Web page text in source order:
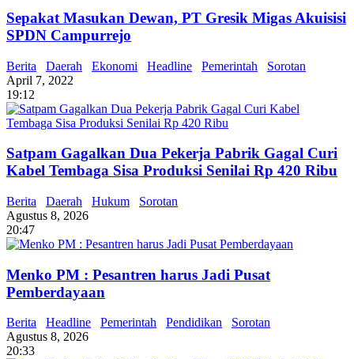
Sepakat Masukan Dewan, PT Gresik Migas Akuisisi
SPDN Campurrejo
Berita Daerah Ekonomi Headline Pemerintah
Sorotan
April 7, 2022
19:12
Satpam Gagalkan Dua Pekerja Pabrik Gagal Curi
Kabel Tembaga Sisa Produksi Senilai Rp 420 Ribu
Berita Daerah Hukum
Sorotan
Agustus 8, 2026
20:47
Menko PM : Pesantren harus Jadi Pusat
Pemberdayaan
Berita Headline Pemerintah Pendidikan
Sorotan
Agustus 8, 2026
20:33